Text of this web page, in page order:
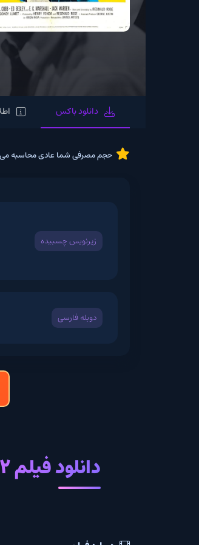
دانلود باکس اطلاعات بیشتر
حجم مصرفی شما عادی محاسبه می‌شود.
زیرنویس چسبیده
دانلود فیلم 12 مرد خشمگین